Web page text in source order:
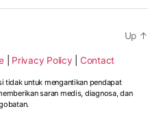
Privacy Policy Contact
Up ↑
tidak untuk mengantikan pendapat
saran medis, diagnosa, dan